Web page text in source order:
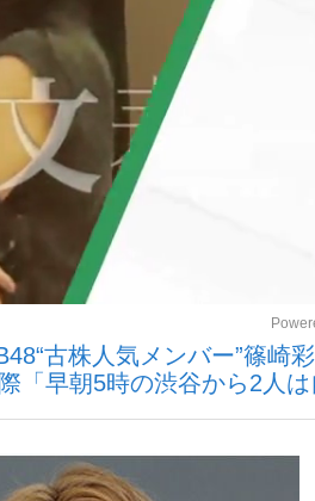
た日本代表監督に...
が証言した“NPB聞... 「
#高市早苗 #後藤真希
田武
古株人気メンバー”篠崎
「早朝5時の渋谷から2人